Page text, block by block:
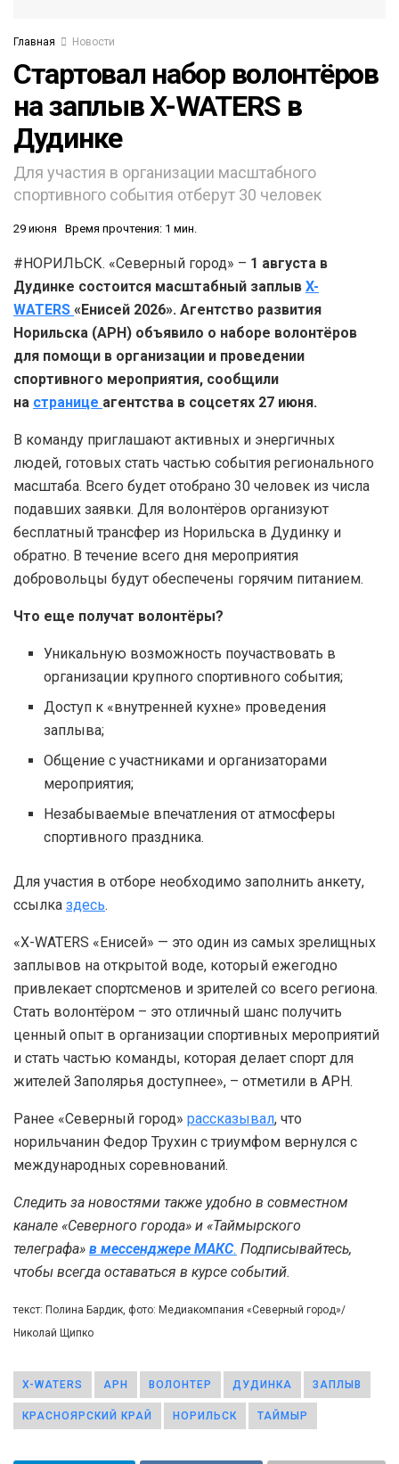
Главная Новости
Стартовал набор волонтёров
на заплыв X-WATERS в
Дудинке
Для участия в организации масштабного
спортивного события отберут 30 человек
29 июня Время прочтения: 1 мин.
#НОРИЛЬСК. «Северный город» – 1 августа в
Дудинке состоится масштабный заплыв X-
WATERS «Енисей 2026». Агентство развития
Норильска (АРН) объявило о наборе волонтёров
для помощи в организации и проведении
спортивного мероприятия, сообщили
на странице агентства в соцсетях 27 июня.
В команду приглашают активных и энергичных
людей, готовых стать частью события регионального
масштаба. Всего будет отобрано 30 человек из числа
подавших заявки. Для волонтёров организуют
бесплатный трансфер из Норильска в Дудинку и
обратно. В течение всего дня мероприятия
добровольцы будут обеспечены горячим питанием.
Что еще получат волонтёры?
Уникальную возможность поучаствовать в
организации крупного спортивного события;
Доступ к «внутренней кухне» проведения
заплыва;
Общение с участниками и организаторами
мероприятия;
Незабываемые впечатления от атмосферы
спортивного праздника.
Для участия в отборе необходимо заполнить анкету,
ссылка здесь.
«X-WATERS «Енисей» — это один из самых зрелищных
заплывов на открытой воде, который ежегодно
привлекает спортсменов и зрителей со всего региона.
Стать волонтёром – это отличный шанс получить
ценный опыт в организации спортивных мероприятий
и стать частью команды, которая делает спорт для
жителей Заполярья доступнее», – отметили в АРН.
Ранее «Северный город» рассказывал, что
норильчанин Федор Трухин с триумфом вернулся с
международных соревнований.
Следить за новостями также удобно в совместном
канале «Северного города» и «Таймырского
телеграфа» в мессенджере MAКС. Подписывайтесь,
чтобы всегда оставаться в курсе событий.
текст: Полина Бардик, фото: Медиакомпания «Северный город»/
Николай Щипко
X-WATERS АРН ВОЛОНТЕР ДУДИНКА ЗАПЛЫВ
КРАСНОЯРСКИЙ КРАЙ НОРИЛЬСК ТАЙМЫР